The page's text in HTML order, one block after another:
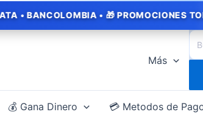
🎁 PROMOCIONES
Más
de
💰 Gana Dinero 💳 Metodos de